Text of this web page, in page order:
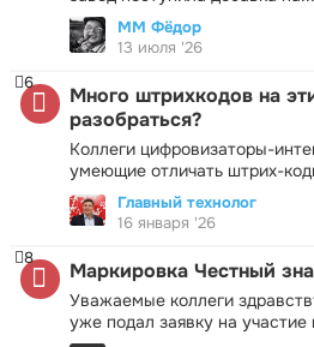
ММ Фёдор
13 июля '26
Много штрихкодов на
разобраться?
Коллеги цифровизаторы-
умеющие отличать штрих-
6
Главный технолог
16 января '26
Маркировка Честный
Уважаемые коллеги
уже подал заявку на участие
8